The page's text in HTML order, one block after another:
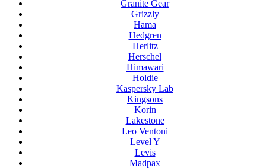
Granite Gear
Grizzly
Hama
Hedgren
Herlitz
Herschel
Himawari
Holdie
Kaspersky Lab
Kingsons
Korin
Lakestone
Leo Ventoni
Level Y
Levis
Madpax